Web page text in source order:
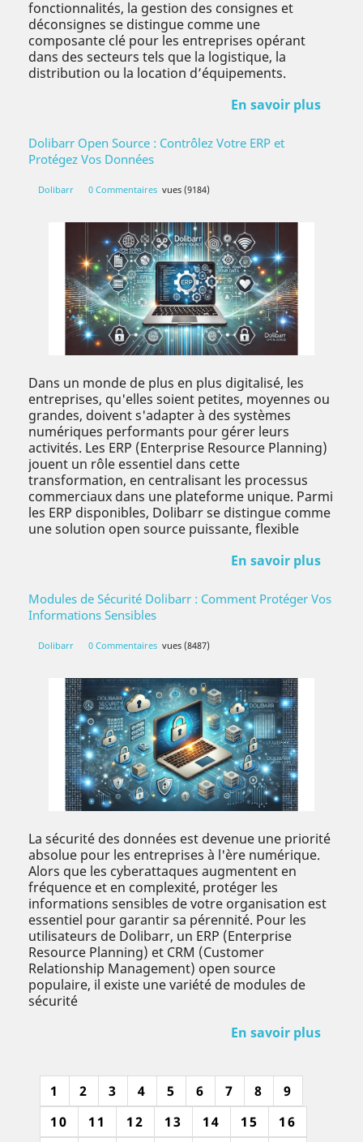
fonctionnalités, la gestion des consignes et
déconsignes se distingue comme une
composante clé pour les entreprises opérant
dans des secteurs tels que la logistique, la
distribution ou la location d’équipements.
En savoir plus
Dolibarr Open Source : Contrôlez Votre ERP et
Protégez Vos Données
Dolibarr 0 Commentaires vues (9184)
Dans un monde de plus en plus digitalisé, les
entreprises, qu'elles soient petites, moyennes ou
grandes, doivent s'adapter à des systèmes
numériques performants pour gérer leurs
activités. Les ERP (Enterprise Resource Planning)
jouent un rôle essentiel dans cette
transformation, en centralisant les processus
commerciaux dans une plateforme unique. Parmi
les ERP disponibles, Dolibarr se distingue comme
une solution open source puissante, flexible
En savoir plus
Modules de Sécurité Dolibarr : Comment Protéger Vos
Informations Sensibles
Dolibarr 0 Commentaires vues (8487)
La sécurité des données est devenue une priorité
absolue pour les entreprises à l'ère numérique.
Alors que les cyberattaques augmentent en
fréquence et en complexité, protéger les
informations sensibles de votre organisation est
essentiel pour garantir sa pérennité. Pour les
utilisateurs de Dolibarr, un ERP (Enterprise
Resource Planning) et CRM (Customer
Relationship Management) open source
populaire, il existe une variété de modules de
sécurité
En savoir plus
1 2 3 4 5 6 7 8
9
10
11 12 13 14 15
16